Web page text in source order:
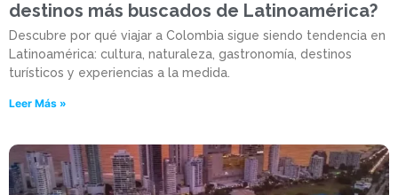
destinos más buscados de Latinoamérica?
Descubre por qué viajar a Colombia sigue siendo tendencia en
Latinoamérica: cultura, naturaleza, gastronomía, destinos
turísticos y experiencias a la medida.
Leer Más »